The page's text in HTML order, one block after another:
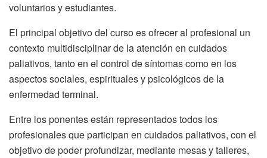
voluntarios y estudiantes.
El principal objetivo del curso es ofrecer al profesional un
contexto multidisciplinar de la atención en cuidados
paliativos, tanto en el control de síntomas como en los
aspectos sociales, espirituales y psicológicos de la
enfermedad terminal.
Entre los ponentes están representados todos los
profesionales que participan en cuidados paliativos, con el
objetivo de poder profundizar, mediante mesas y talleres,